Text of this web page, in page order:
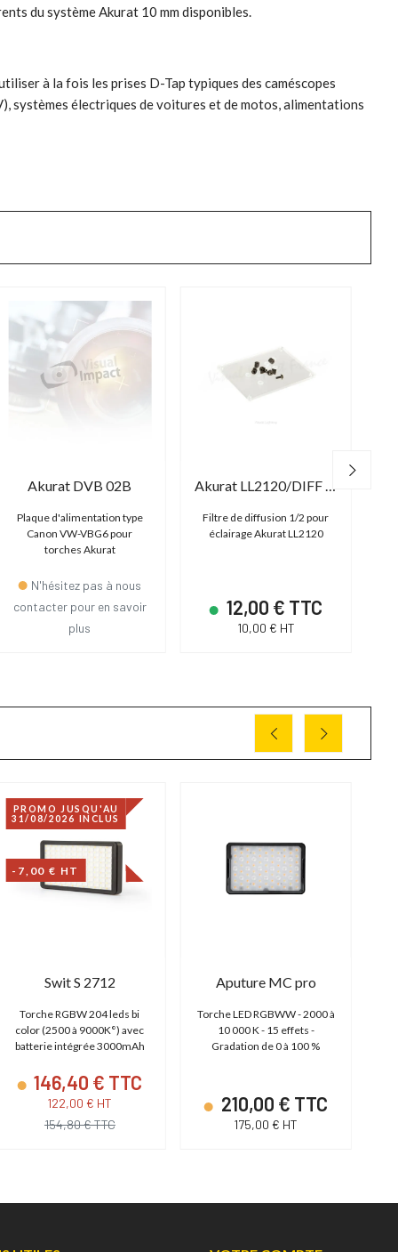
du système Akurat 10 mm disponibles.
à la fois les prises D-Tap typiques des caméscopes
systèmes électriques de voitures et de motos, alimentations
Akurat DVB 02B
Plaque d'alimentation type
Canon VW-VBG6 pour
torches Akurat
N'hésitez pas à nous
contacter pour en savoir
plus
Akurat LL2120/DIFF Half
Filtre de diffusion 1/2 pour
éclairage Akurat LL2120
12,00 € TTC
10,00 € HT
PROMO JUSQU'AU
31/08/2026 INCLUS
-7,00 € HT
Swit S 2712
Torche RGBW 204 leds bi
color (2500 à 9000K°) avec
batterie intégrée 3000mAh
146,40 € TTC
122,00 € HT
154,80 € TTC
Aputure MC pro
Torche LED RGBWW - 2000 à
10 000 K - 15 effets -
Gradation de 0 à 100 %
210,00 € TTC
175,00 € HT